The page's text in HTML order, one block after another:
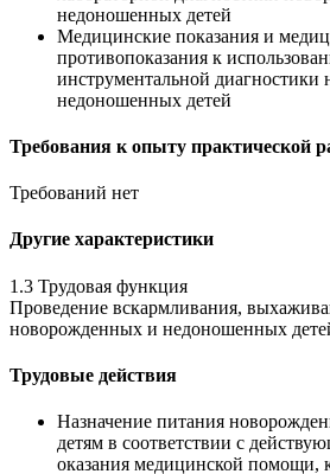
недоношенных детей
Медицинские показания и
противопоказания к
инструментальной
недоношенных детей
Требования к опыту практической
Требований нет
Другие характеристики
1.3 Трудовая функция
Проведение вскармливания,
новорожденных и недоношенных
Трудовые действия
Назначение питания
детям в соответствии с
оказания медицинской помощи,